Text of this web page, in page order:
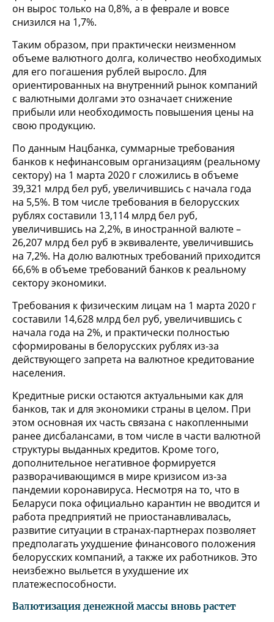
он вырос только на 0,8%, а в феврале и вовсе
снизился на 1,7%.
Таким образом, при практически неизменном
объеме валютного долга, количество необходимых
для его погашения рублей выросло. Для
ориентированных на внутренний рынок компаний
с валютными долгами это означает снижение
прибыли или необходимость повышения цены на
свою продукцию.
По данным Нацбанка, суммарные требования
банков к нефинансовым организациям (реальному
сектору) на 1 марта 2020 г сложились в объеме
39,321 млрд бел руб, увеличившись с начала года
на 5,5%. В том числе требования в белорусских
рублях составили 13,114 млрд бел руб,
увеличившись на 2,2%, в иностранной валюте –
26,207 млрд бел руб в эквиваленте, увеличившись
на 7,2%. На долю валютных требований приходится
66,6% в объеме требований банков к реальному
сектору экономики.
Требования к физическим лицам на 1 марта 2020 г
составили 14,628 млрд бел руб, увеличившись с
начала года на 2%, и практически полностью
сформированы в белорусских рублях из-за
действующего запрета на валютное кредитование
населения.
Кредитные риски остаются актуальными как для
банков, так и для экономики страны в целом. При
этом основная их часть связана с накопленными
ранее дисбалансами, в том числе в части валютной
структуры выданных кредитов. Кроме того,
дополнительное негативное формируется
разворачивающимся в мире кризисом из-за
пандемии коронавируса. Несмотря на то, что в
Беларуси пока официально карантин не вводится и
работа предприятий не приостанавливалась,
развитие ситуации в странах-партнерах позволяет
предполагать ухудшение финансового положения
белорусских компаний, а также их работников. Это
неизбежно выльется в ухудшение их
платежеспособности.
Валютизация денежной массы вновь растет